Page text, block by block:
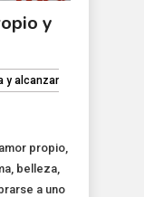
y
y alcanzar
amor propio
belleza
a uno